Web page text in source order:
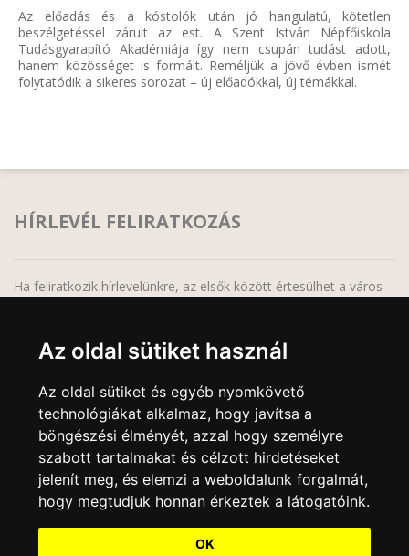
Az oldal sütiket használ
Az oldal sütiket és egyéb nyomkövető
technológiákat alkalmaz, hogy javítsa a
böngészési élményét, azzal hogy személyre
szabott tartalmakat és célzott hirdetéseket
jelenít meg, és elemzi a weboldalunk forgalmát,
hogy megtudjuk honnan érkeztek a látogatóink.
OK
Az előadás és a kóstolók után jó hangulatú, kötetlen
beszélgetéssel zárult az est. A Szent István Népfőiskola
Tudásgyarapító Akadémiája így nem csupán tudást adott,
hanem közösséget is formált. Reméljük a jövő évben ismét
folytatódik a sikeres sorozat – új előadókkal, új témákkal.
HÍRLEVÉL FELIRATKOZÁS
Ha feliratkozik hírlevelünkre, az elsők között értesülhet a város
legfrissebb híreiről, programjairól!
A feliratkozáskor megadott adatait bizalmasan kezeljük, harmadik fél részére semmilyen
körülmények között sem adjuk át, a feliratkozás bármikor megszüntethető, bármely
elektronikus levél alján lévő leiratkozási linkre való kattintással.